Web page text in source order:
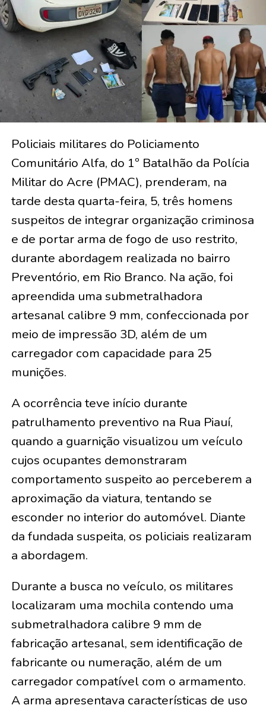
Policiais militares do Policiamento
Comunitário Alfa, do 1º Batalhão da Polícia
Militar do Acre (PMAC), prenderam, na
tarde desta quarta-feira, 5, três homens
suspeitos de integrar organização criminosa
e de portar arma de fogo de uso restrito,
durante abordagem realizada no bairro
Preventório, em Rio Branco. Na ação, foi
apreendida uma submetralhadora
artesanal calibre 9 mm, confeccionada por
meio de impressão 3D, além de um
carregador com capacidade para 25
munições.
A ocorrência teve início durante
patrulhamento preventivo na Rua Piauí,
quando a guarnição visualizou um veículo
cujos ocupantes demonstraram
comportamento suspeito ao perceberem a
aproximação da viatura, tentando se
esconder no interior do automóvel. Diante
da fundada suspeita, os policiais realizaram
a abordagem.
Durante a busca no veículo, os militares
localizaram uma mochila contendo uma
submetralhadora calibre 9 mm de
fabricação artesanal, sem identificação de
fabricante ou numeração, além de um
carregador compatível com o armamento.
A arma apresentava características de uso